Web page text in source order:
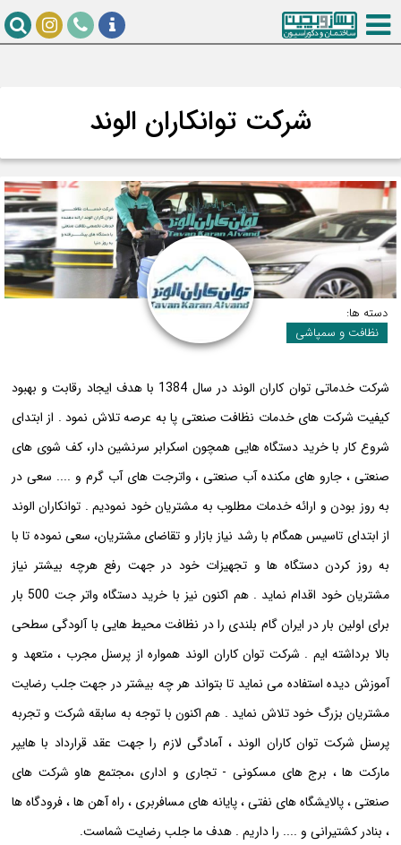
شرکت توانکاران الوند
دسته ها:
نظافت و سمپاشی
شرکت خدماتی توان کاران الوند در سال 1384 با هدف ایجاد رقابت و بهبود
کیفیت شرکت های خدمات نظافت صنعتی پا به عرصه تلاش نمود . از ابتدای
شروع کار با خرید دستگاه هایی همچون اسکرابر سرنشین دار، کف شوی های
صنعتی ، جارو های مکنده آب صنعتی ، واترجت های آب گرم و .... سعی در
به روز بودن و ارائه خدمات مطلوب به مشتریان خود نمودیم . توانکاران الوند
از ابتدای تاسیس همگام با رشد نیاز بازار و تقاضای مشتریان، سعی نموده تا با
به روز کردن دستگاه ها و تجهیزات خود در جهت رفع هرچه بیشتر نیاز
مشتریان خود اقدام نماید . هم اکنون نیز با خرید دستگاه واتر جت 500 بار
برای اولین بار در ایران گام بلندی را در نظافت محیط هایی با آلودگی سطحی
بالا برداشته ایم . شرکت توان کاران الوند همواره از پرسنل مجرب ، متعهد و
آموزش دیده استفاده می نماید تا بتواند هر چه بیشتر در جهت جلب رضایت
مشتریان بزرگ خود تلاش نماید . هم اکنون با توجه به سابقه شرکت و تجربه
پرسنل شرکت توان کاران الوند ، آمادگی لازم را جهت عقد قرارداد با هایپر
مارکت ها ، برج های مسکونی - تجاری و اداری ،مجتمع هاو شرکت های
صنعتی ، پالایشگاه های نفتی ، پایانه های مسافربری ، راه آهن ها ، فرودگاه ها
، بنادر کشتیرانی و .... را داریم . هدف ما جلب رضایت شماست.